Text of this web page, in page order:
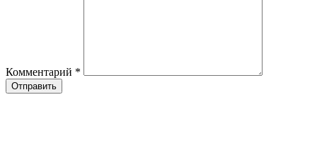
Комментарий *
Отправить